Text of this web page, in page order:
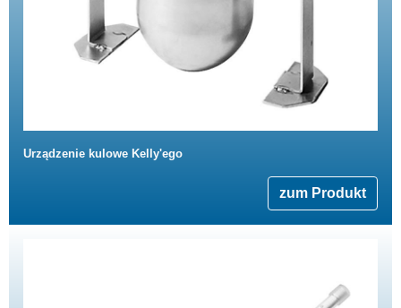
Urządzenie kulowe Kelly'ego
zum Produkt